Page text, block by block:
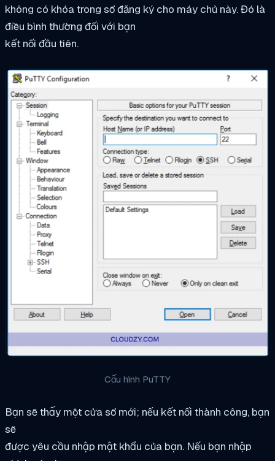
không có khóa trong sổ đăng ký cho máy chủ này. Đó là
điều bình thường đối với bạn
kết nối đầu tiên.
Cấu hình PuTTY
Bạn sẽ thấy một cửa sổ mới; nếu kết nối thành công, bạn
sẽ
được yêu cầu nhập mật khẩu của bạn. Nếu bạn nhập